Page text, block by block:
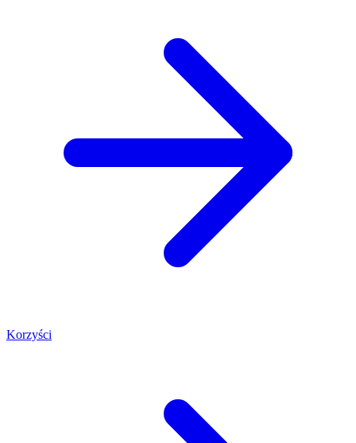
Korzyści